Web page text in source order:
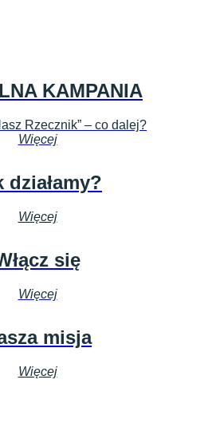
KAMPANIA
Rzecznik” – co dalej?
Więcej
działamy?
Więcej
się
Więcej
misja
Więcej